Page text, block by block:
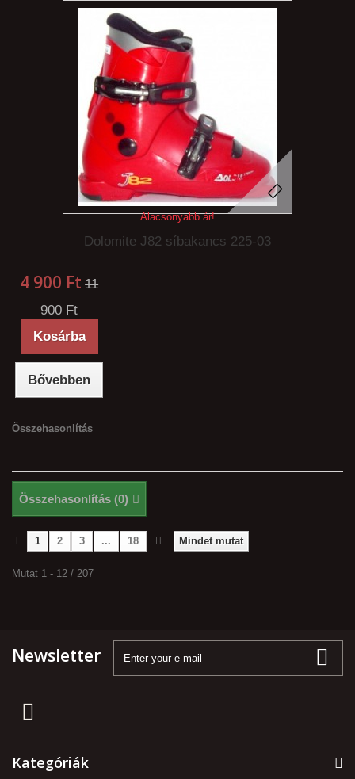
Alacsonyabb ár!
Dolomite J82 síbakancs 225-03
4 900 Ft‎ 11
900 Ft‎
Kosárba
Bővebben
Összehasonlítás
Összehasonlítás (0)
Mindet mutat
1 2 3 ... 18
Mutat 1 - 12 / 207
Newsletter
Kategóriák